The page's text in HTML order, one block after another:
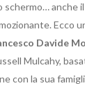
schermo… anche
Ecco
Davide
Mulcahy,
con la sua